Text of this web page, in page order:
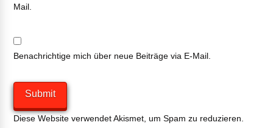
Mail.
Benachrichtige mich über neue Beiträge via E-Mail.
Diese Website verwendet Akismet, um Spam zu reduzieren.